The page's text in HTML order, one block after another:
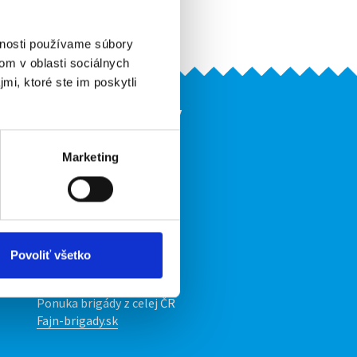
používame súbory
v oblasti sociálnych
ktoré ste im poskytli
Marketing
Povoliť všetko
Naše ďalšie projekty
Fajn Brigády
Ponuka práce z celej ČR
INwork.cz
mobilná aplikácia
Ponuka brigády z celej ČR
Fajn-brigady.sk